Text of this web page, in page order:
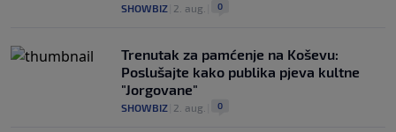
SHOWBIZ 2. aug. 0
Trenutak za pamćenje na Koševu:
Poslušajte kako publika pjeva kultne
"Jorgovane"
SHOWBIZ 2. aug. 0